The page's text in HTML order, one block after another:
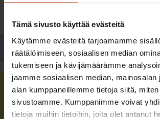
Tämä sivusto käyttää evästeitä
Käytämme evästeitä tarjoamamme
räätälöimiseen, sosiaalisen median
tukemiseen ja kävijämäärämme
jaamme sosiaalisen median, mainosalan
alan kumppaneillemme tietoja siitä,
sivustoamme. Kumppanimme voivat
tietoja muihin tietoihin, joita olet antanut
Uusimmat avoimet